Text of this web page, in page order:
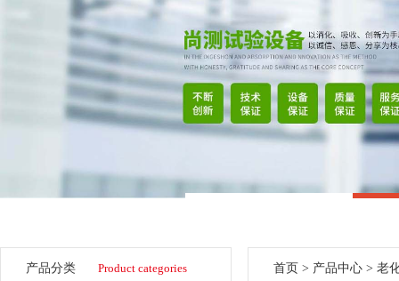
产品分类 Product categories 首页 > 产品中心 > 老